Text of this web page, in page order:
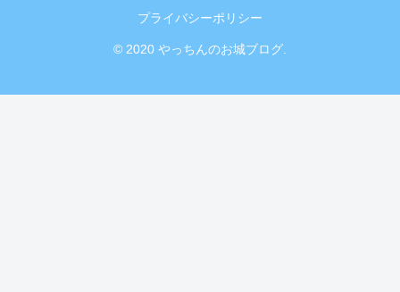
プライバシーポリシー
© 2020 やっちんのお城ブログ.